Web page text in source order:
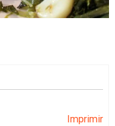
Imprimir